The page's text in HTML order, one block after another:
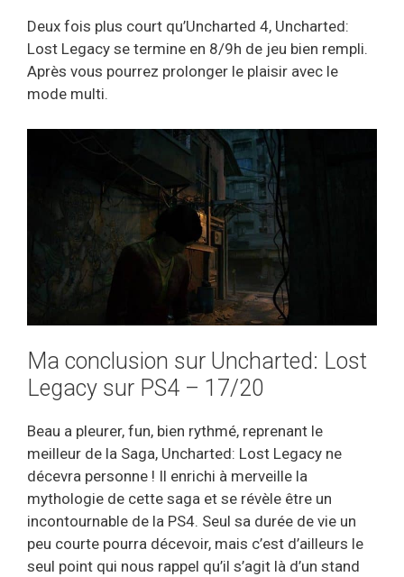
Deux fois plus court qu’Uncharted 4, Uncharted:
Lost Legacy se termine en 8/9h de jeu bien rempli.
Après vous pourrez prolonger le plaisir avec le
mode multi.
Ma conclusion sur Uncharted: Lost
Legacy sur PS4 – 17/20
Beau a pleurer, fun, bien rythmé, reprenant le
meilleur de la Saga, Uncharted: Lost Legacy ne
décevra personne ! Il enrichi à merveille la
mythologie de cette saga et se révèle être un
incontournable de la PS4. Seul sa durée de vie un
peu courte pourra décevoir, mais c’est d’ailleurs le
seul point qui nous rappel qu’il s’agit là d’un stand